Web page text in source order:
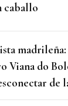
caballo
Viana do
de